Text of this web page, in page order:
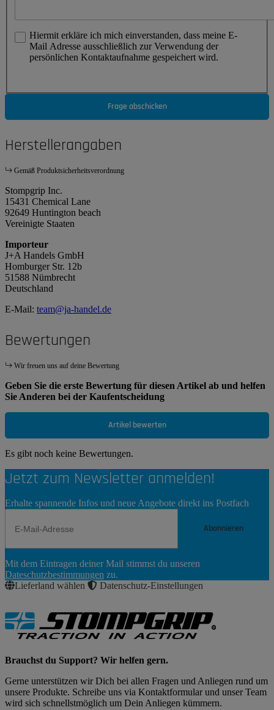
Hiermit erkläre ich mich einverstanden, dass meine E-
Mail Adresse ausschließlich zur Verwendung der
persönlichen Kontaktaufnahme gespeichert wird.
Frage abschicken
Herstellerangaben
Gemäß Produktsicherheitsverordnung
Stompgrip Inc.
15431 Chemical Lane
92649 Huntington beach
Vereinigte Staaten
Importeur
J+A Handels GmbH
Homburger Str. 12b
51588 Nümbrecht
Deutschland
E-Mail: team@ja-handel.de
Bewertungen
Wir freuen uns auf deine Bewertung
Geben Sie die erste Bewertung für diesen Artikel ab und helfen
Sie Anderen bei der Kaufentscheidung
Artikel bewerten
Es gibt noch keine Bewertungen.
Jetzt zum Newsletter anmelden!
Erhalte spannende Infos und neue Angebote direkt ins Postfach
Abonnieren
Abonnieren
Mit dem Eintragen deiner Mail stimmst du unseren
Dateschutzbestimmungen zu.
Lieferland wählen
Datenschutz-Einstellungen
Brauchst du Support? Wir helfen gern.
Gerne unterstützen wir Dich bei allen Fragen und Anliegen rund um
unsere Produkte. Schreibe uns via Kontaktformular und unser Team
wird sich schnellstmöglich um Dein Anliegen kümmern.